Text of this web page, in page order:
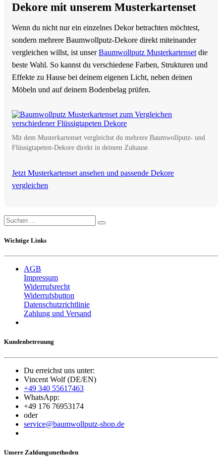
Dekore mit unserem Musterkartenset
Wenn du nicht nur ein einzelnes Dekor betrachten möchtest,
sondern mehrere Baumwollputz-Dekore direkt miteinander
vergleichen willst, ist unserBaumwollputz Musterkartensetdie
beste Wahl. So kannst du verschiedene Farben, Strukturen und
Effekte zu Hause bei deinem eigenen Licht, neben deinen
Möbeln und auf deinem Bodenbelag prüfen.
Mit dem Musterkartenset vergleichst du mehrere Baumwollputz- und
Flüssigtapeten-Dekore direkt in deinem Zuhause.
Jetzt Musterkartenset ansehen und passende Dekore
vergleichen
Wichtige Links
AGB
Impressum
Widerrufsrecht
Widerrufsbutton
Datenschutzrichtlinie
Zahlung und Versand
Kundenbetreuung
Du erreichst uns unter:
Vincent Wolf (DE/EN)
+49 340 55617463
WhatsApp:
+49 176 76953174
oder
service@baumwollputz-shop.de
Unsere Zahlungsmethoden